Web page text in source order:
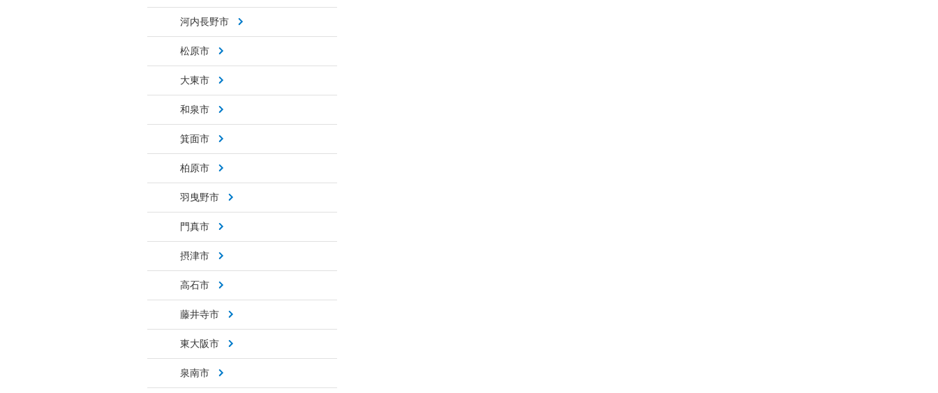
河内長野市
松原市
大東市
和泉市
箕面市
柏原市
羽曳野市
門真市
摂津市
高石市
藤井寺市
東大阪市
泉南市